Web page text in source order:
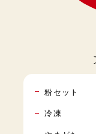
粉セット
冷凍